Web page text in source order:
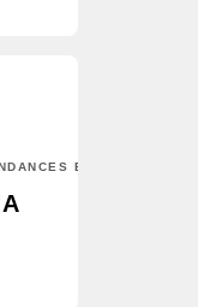
ET CHRONIQUES